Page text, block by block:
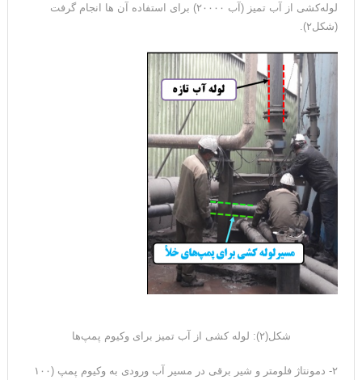
لوله‌‌کشی از آب تمیز (آب ۲۰۰۰۰) برای استفاده آن ها انجام گرفت
(شکل۲).
شکل(۲): لوله کشی از آب تمیز برای وکیوم پمپ‌ها
۲- دمونتاژ فلومتر و شیر برقی در مسیر آب ورودی به وکیوم پمپ (۱۰۰